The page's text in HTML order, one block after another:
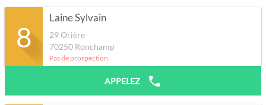
8
Laine Sylvain
29 Orière
70250 Ronchamp
Pas de prospection.
APPELEZ